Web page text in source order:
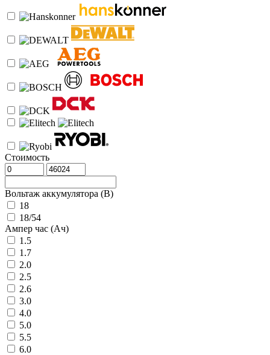
Стоимость
Вольтаж аккумулятора (В)
18
18/54
Ампер час (Ач)
1.5
1.7
2.0
2.5
2.6
3.0
4.0
5.0
5.5
6.0